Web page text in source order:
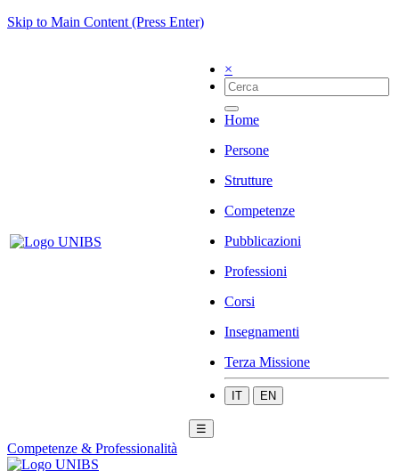
Skip to Main Content (Press Enter)
×
Home
Persone
Strutture
Competenze
Pubblicazioni
Professioni
Corsi
Insegnamenti
Terza Missione
IT EN
☰
Competenze & Professionalità